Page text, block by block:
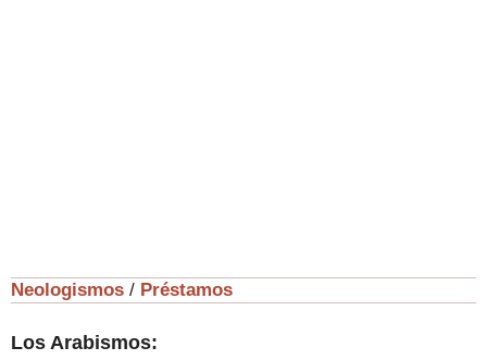
Neologismos / Préstamos
Los Arabismos: